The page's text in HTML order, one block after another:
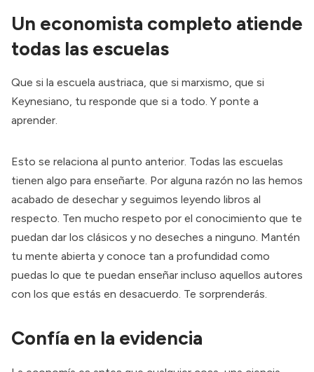
Un economista completo atiende
todas las escuelas
Que si la escuela austriaca, que si marxismo, que si
Keynesiano, tu responde que si a todo. Y ponte a
aprender.
Esto se relaciona al punto anterior. Todas las escuelas
tienen algo para enseñarte. Por alguna razón no las hemos
acabado de desechar y seguimos leyendo libros al
respecto. Ten mucho respeto por el conocimiento que te
puedan dar los clásicos y no deseches a ninguno. Mantén
tu mente abierta y conoce tan a profundidad como
puedas lo que te puedan enseñar incluso aquellos autores
con los que estás en desacuerdo. Te sorprenderás.
Confía en la evidencia